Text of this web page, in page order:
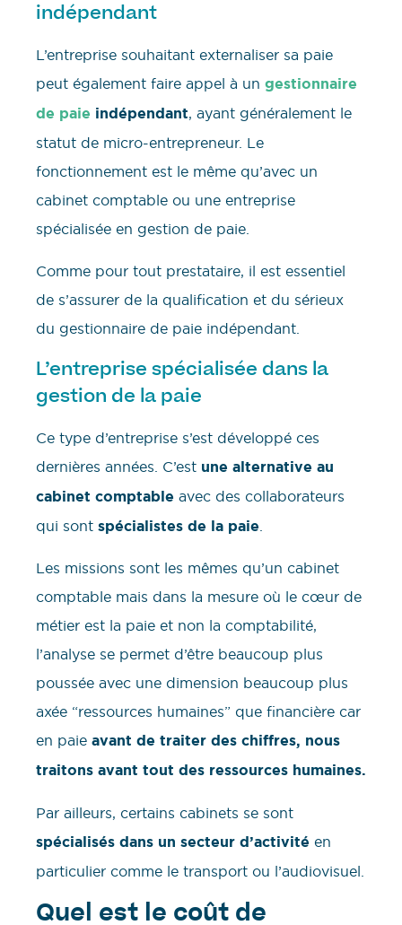
indépendant
L’entreprise souhaitant externaliser sa paie
peut également faire appel à un gestionnaire
de paie indépendant, ayant généralement le
statut de micro-entrepreneur. Le
fonctionnement est le même qu’avec un
cabinet comptable ou une entreprise
spécialisée en gestion de paie.
Comme pour tout prestataire, il est essentiel
de s’assurer de la qualification et du sérieux
du gestionnaire de paie indépendant.
L’entreprise spécialisée dans la
gestion de la paie
Ce type d’entreprise s’est développé ces
dernières années. C’est une alternative au
cabinet comptable avec des collaborateurs
qui sont spécialistes de la paie.
Les missions sont les mêmes qu’un cabinet
comptable mais dans la mesure où le cœur de
métier est la paie et non la comptabilité,
l’analyse se permet d’être beaucoup plus
poussée avec une dimension beaucoup plus
axée “ressources humaines” que financière car
en paie avant de traiter des chiffres, nous
traitons avant tout des ressources humaines.
Par ailleurs, certains cabinets se sont
spécialisés dans un secteur d’activité en
particulier comme le transport ou l’audiovisuel.
Quel est le coût de